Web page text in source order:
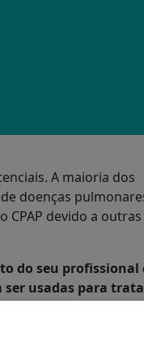
A maioria dos
doenças
CPAP devido a outras
do seu profissional
ser usadas para
ou altere nenhum